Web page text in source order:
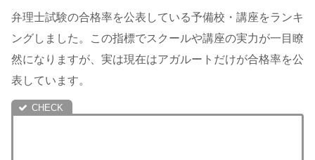
弁理士試験の合格率を公表している予備校・講座をランキ
ングしました。この指標でスクールや講座の実力が一目瞭
然になりますが、実は現在はアガルートだけが合格率を公
表しています。